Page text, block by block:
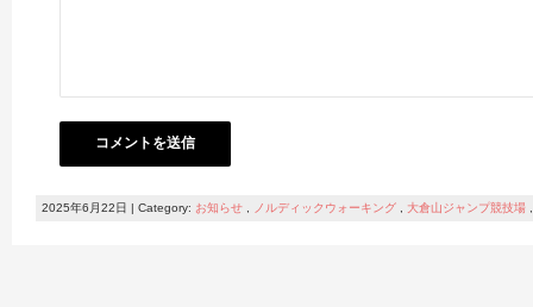
2025年6月22日 | Category: お知らせ ノルディックウォーキング 大倉山ジャンプ競技場